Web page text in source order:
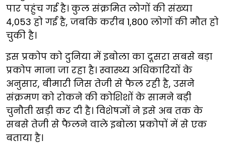
पार पहुंच गई है। कुल संक्रमित लोगों की संख्या
4,053 हो गई है, जबकि करीब 1,800 लोगों की मौत हो
चुकी है।
इस प्रकोप को दुनिया में इबोला का दूसरा सबसे बड़ा
प्रकोप माना जा रहा है। स्वास्थ्य अधिकारियों के
अनुसार, बीमारी जिस तेजी से फैल रही है, उसने
संक्रमण को रोकने की कोशिशों के सामने बड़ी
चुनौती खड़ी कर दी है। विशेषज्ञों ने इसे अब तक के
सबसे तेजी से फैलने वाले इबोला प्रकोपों में से एक
बताया है।